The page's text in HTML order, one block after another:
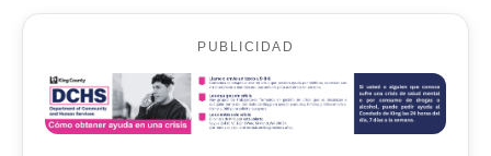
PUBLICIDAD